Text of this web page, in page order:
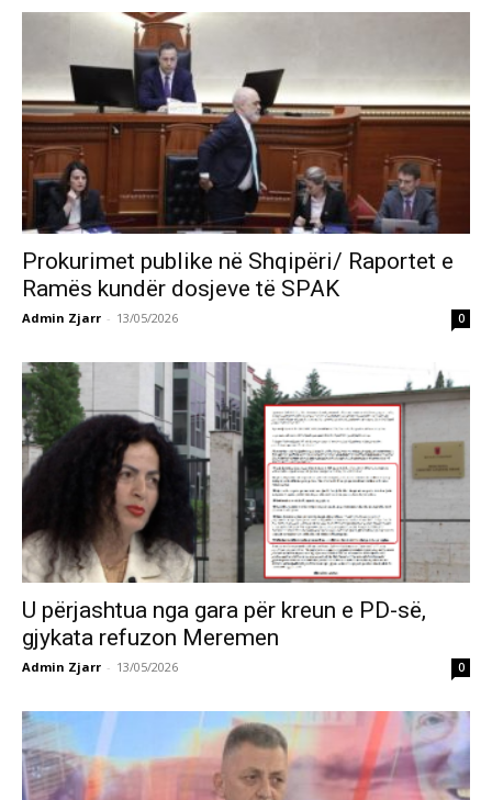
Prokurimet publike në Shqipëri/ Raportet e
Ramës kundër dosjeve të SPAK
Admin Zjarr - 13/05/2026 0
U përjashtua nga gara për kreun e PD-së,
gjykata refuzon Meremen
Admin Zjarr - 13/05/2026 0